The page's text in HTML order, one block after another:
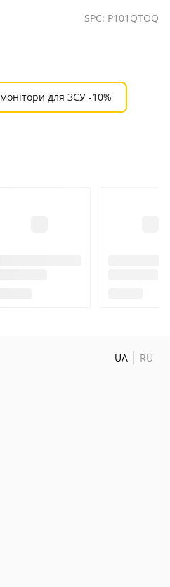
SPC: P101QTOQ
для ЗСУ -10%
UA RU